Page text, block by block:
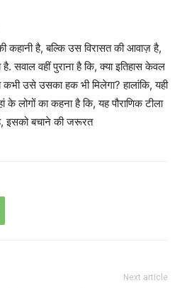
कहानी है, बल्कि उस विरासत की आवाज़ है,
सवाल वहीं पुराना है कि, क्या इतिहास केवल
कभी उसे उसका हक भी मिलेगा? हालांकि, यही
लोगों का कहना है कि, यह पौराणिक टीला
इसको बचाने की जरूरत
Next article